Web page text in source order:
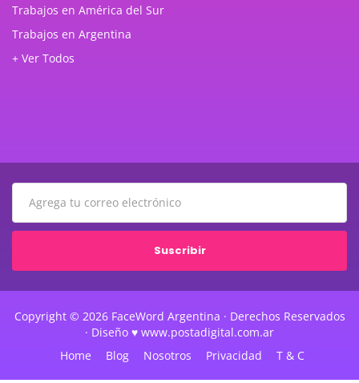
Trabajos en América del Sur
Trabajos en Argentina
+ Ver Todos
Suscribir
Copyright © 2026 FaceWord Argentina · Derechos Reservados
· Diseño ♥ www.postadigital.com.ar
Home
Blog Nosotros Privacidad T & C